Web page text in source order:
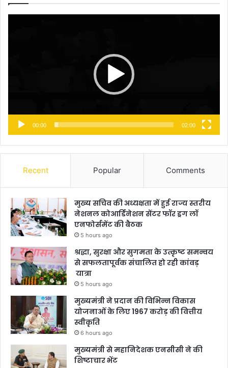
00:00 02:00
Recent Popular Comments
मुख्य सचिव की अध्यक्षता में हुई राज्य स्तरीय
नेशनल कोआर्डिनेशन सेंटर फॉर ड्रग लॉ
एनफोर्समेंट की बैठक
5 hours ago
श्रद्धा, सुरक्षा और सुगमता के उत्कृष्ट समन्वय
से सफलतापूर्वक संचालित हो रही कांवड़
यात्रा
5 hours ago
मुख्यमंत्री ने प्रदान की विभिन्न विकास
योजनाओं के लिए 1967 करोड़ की वित्तीय
स्वीकृति
6 hours ago
मुख्यमंत्री से महानिदेशक एनसीसी ने की
शिष्टाचार भेंट